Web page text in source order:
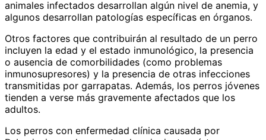
animales infectados desarrollan algún nivel de anemia, y
algunos desarrollan patologías específicas en órganos.
Otros factores que contribuirán al resultado de un perro
incluyen la edad y el estado inmunológico, la presencia
o ausencia de comorbilidades (como problemas
inmunosupresores) y la presencia de otras infecciones
transmitidas por garrapatas. Además, los perros jóvenes
tienden a verse más gravemente afectados que los
adultos.
Los perros con enfermedad clínica causada por